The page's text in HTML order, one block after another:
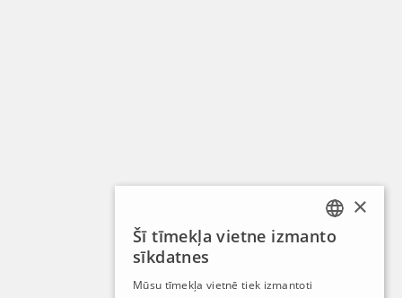
LATVIAN
×
Šī tīmekļa vietne izmanto
sīkdatnes
Mūsu tīmekļa vietnē tiek izmantoti